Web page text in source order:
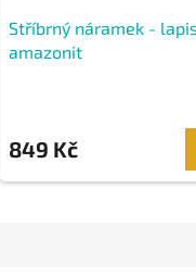
Stříbrný náramek -
amazonit
849 Kč